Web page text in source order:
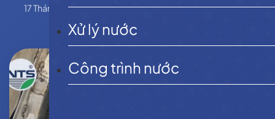
Xử lý nước
Công trình nước
17 Tháng 9, 2025 NTSE Tin tức